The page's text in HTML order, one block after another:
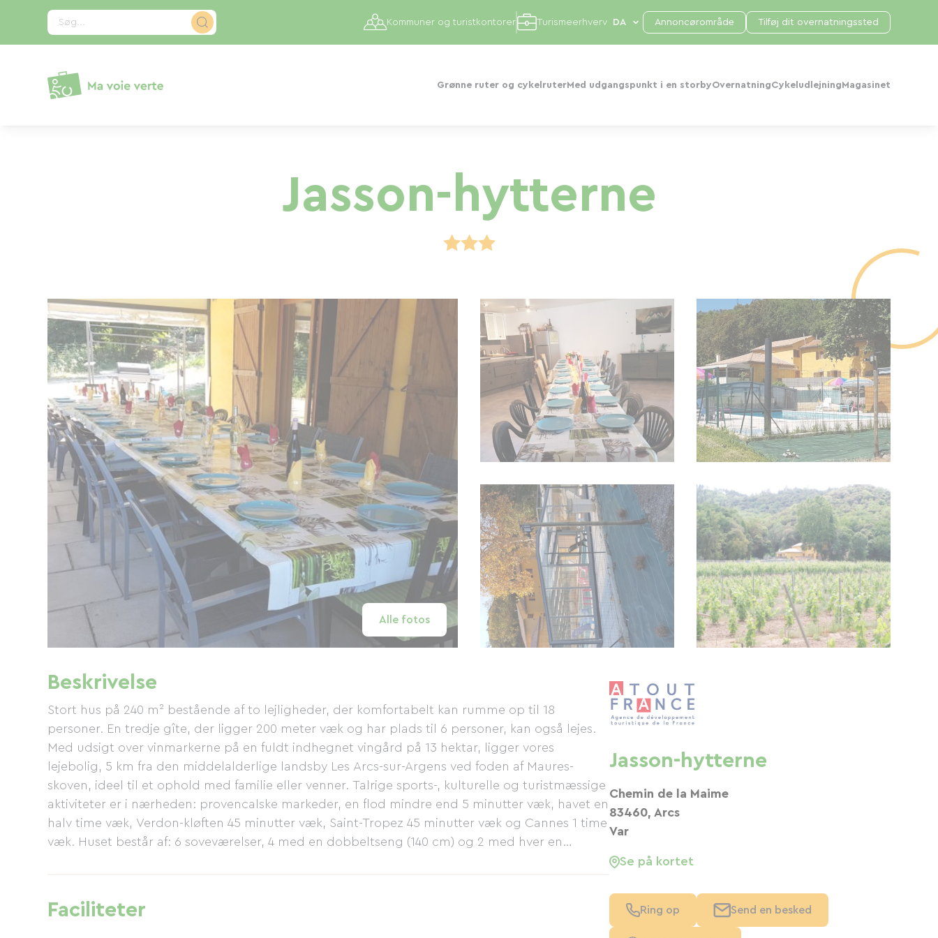
Søg...
Grønne ruter og cykelruterMed udgangspunkt i en storbyOvernatningCykeludlejning Magasinet
Kommuner og turistkontorer Turismeerhverv Annoncørområde Tilføj dit overnatningssted
Jasson-hytterne
Alle fotos
Beskrivelse
Stort hus på 240 m² bestående af to lejligheder, der komfortabelt kan rumme op til 18
personer. En tredje gîte, der ligger 200 meter væk og har plads til 6 personer, kan også lejes.
Med udsigt over vinmarkerne på en fuldt indhegnet vingård på 13 hektar, ligger vores
lejebolig, 5 km fra den middelalderlige landsby Les Arcs-sur-Argens ved foden af ​​Maures-
skoven, ideel til et ophold med familie eller venner. Talrige sports-, kulturelle og turistmæssige
aktiviteter er i nærheden: provencalske markeder, en flod mindre end 5 minutter væk, havet en
halv time væk, Verdon-kløften 45 minutter væk, Saint-Tropez 45 minutter væk og Cannes 1 time
væk. Huset består af: 6 soveværelser, 4 med en dobbeltseng (140 cm) og 2 med hver en
40 og 60 m², hver udstyret med tv, dvd-afspiller, mini-stereoanlæg, borde, stole, sofaer,
sofabord osv. To fuldt udstyrede køkkener: ovn, mikrobølgeovn, gas- og keramisk kogeplade,
Faciliteter
Jasson-hytterne
Chemin de la Maime
83460, Arcs
Var
Se på kortet
Ring op Send en besked
CCookie-styringspanel